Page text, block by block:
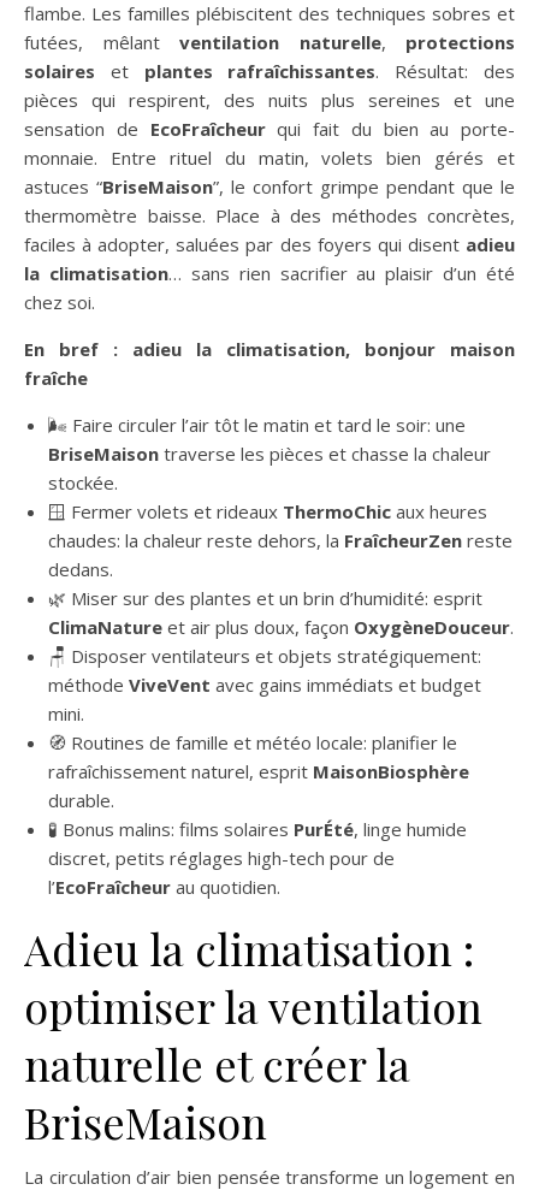
flambe. Les familles plébiscitent des techniques sobres et
futées, mêlant ventilation naturelle, protections
solaires et plantes rafraîchissantes. Résultat: des
pièces qui respirent, des nuits plus sereines et une
sensation de EcoFraîcheurqui fait du bien au porte-
monnaie. Entre rituel du matin, volets bien gérés et
astuces “BriseMaison”, le confort grimpe pendant que le
thermomètre baisse. Place à des méthodes concrètes,
faciles à adopter, saluées par des foyers qui disent adieu
la climatisation… sans rien sacrifier au plaisir d’un été
chez soi.
En bref : adieu la climatisation, bonjour maison
fraîche
🌬️ Faire circuler l’air tôt le matin et tard le soir: une
BriseMaison traverse les pièces et chasse la chaleur
stockée.
🪟 Fermer volets et rideaux ThermoChic aux heures
chaudes: la chaleur reste dehors, la FraîcheurZen reste
dedans.
🌿 Miser sur des plantes et un brin d’humidité: esprit
ClimaNature et air plus doux, façon OxygèneDouceur.
🪑 Disposer ventilateurs et objets stratégiquement:
méthode ViveVent avec gains immédiats et budget
mini.
🧭 Routines de famille et météo locale: planifier le
rafraîchissement naturel, esprit MaisonBiosphère
durable.
🧪 Bonus malins: films solaires PurÉté, linge humide
discret, petits réglages high-tech pour de
l’EcoFraîcheur au quotidien.
Adieu la climatisation :
optimiser la ventilation
naturelle et créer la
BriseMaison
La circulation d’air bien pensée transforme un logement en